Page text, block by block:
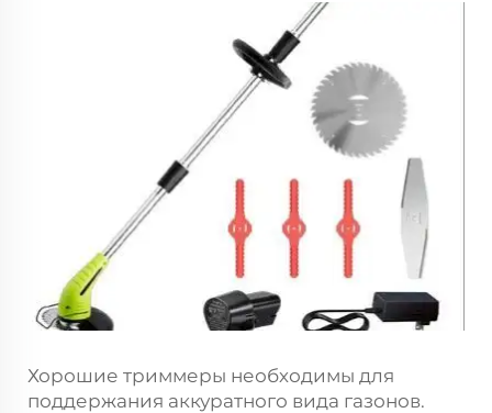
Хорошие триммеры необходимы для
поддержания аккуратного вида газонов.